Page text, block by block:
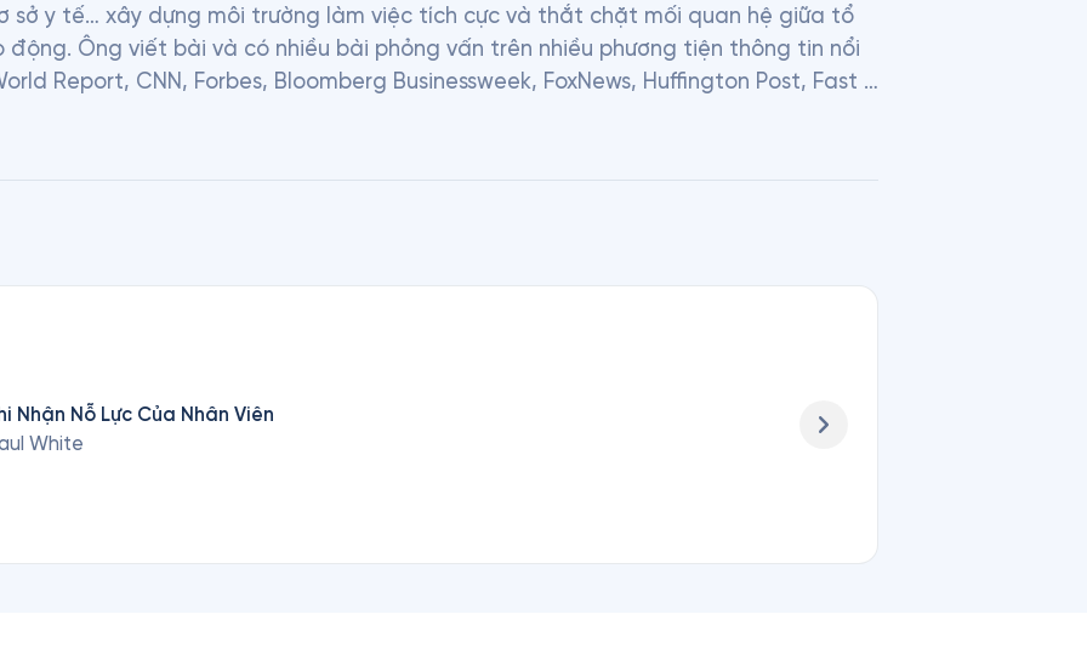
sở y tế… xây dựng môi trường làm việc tích cực và thắt chặt mối quan hệ giữa tổ
động. Ông viết bài và có nhiều bài phỏng vấn trên nhiều phương tiện thông tin nổi
Report, CNN, Forbes, Bloomberg Businessweek, FoxNews, Huffington Post, Fast
Nhận Nỗ Lực Của Nhân Viên
White